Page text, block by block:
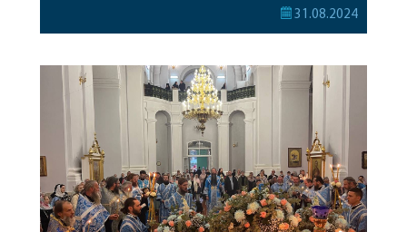
Архіпастирю співслужили клірики парафії. Завтра
новини в Telegram — швидко, зручно та завжди під
рукою у вашому телефоні!
31.08.2024